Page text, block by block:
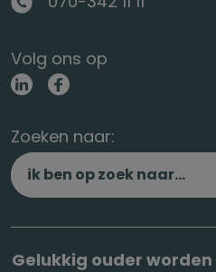
Volg ons op
Zoeken naar:
Gelukkig ouder worden